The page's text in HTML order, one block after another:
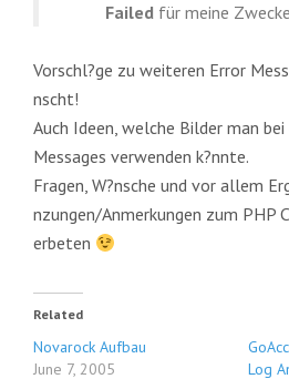
Failed für meine
Vorschl?ge zu weiteren Error
nscht!
Auch Ideen, welche Bilder man
Messages verwenden k?nnte.
Fragen, W?nsche und vor allem
nzungen/Anmerkungen zum PHP
erbeten
Related
Novarock Aufbau
June 7, 2005
Log